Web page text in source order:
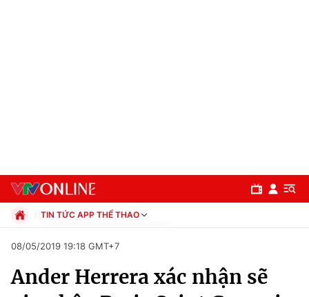
Chuyên mục
TIN TỨC APP THỂ THAO
Xã hội
Pháp luật
08/05/2019 19:18 GMT+7
Ander Herrera xác nhận sẽ